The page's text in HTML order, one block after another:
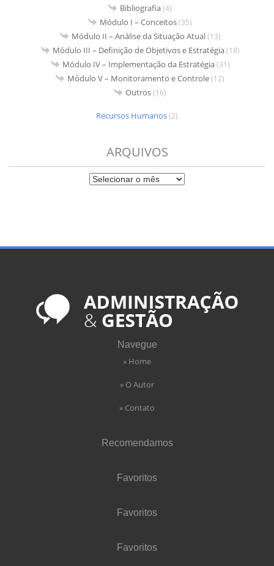
Bibliografia(4)
Módulo I – Conceitos(35)
Módulo II – Análise da Situação Atual(13)
Módulo III – Definição de Objetivos e Estratégia(18)
Módulo IV – Implementação da Estratégia(31)
Módulo V – Monitoramento e Controle(12)
Outros(16)
Recursos Humanos(2)
ARQUIVOS
Navegue
» Home
» O Autor
» Contato
Recomendamos
Favoritos
Favoritos
Favoritos